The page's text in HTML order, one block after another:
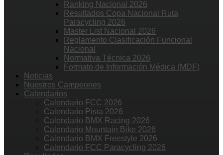
Ranking Nacional 2026
Resultados Copa Nacional Ruta
Paracycling 2026
Master List Nacional 2026
Reglamento Clasificación Funcional
Nacional
Normativa Técnica 2026
Formato de Información Médica (MDF)
Noticias
Nuestros Campeones
Calendarios
Calendario FCC 2026
Calendario Pista 2026
Calendario BMX Racing 2026
Calendario Mountain Bike 2026
Calendario BMX Freestyle 2026
Calendario FCC Paracycling 2026